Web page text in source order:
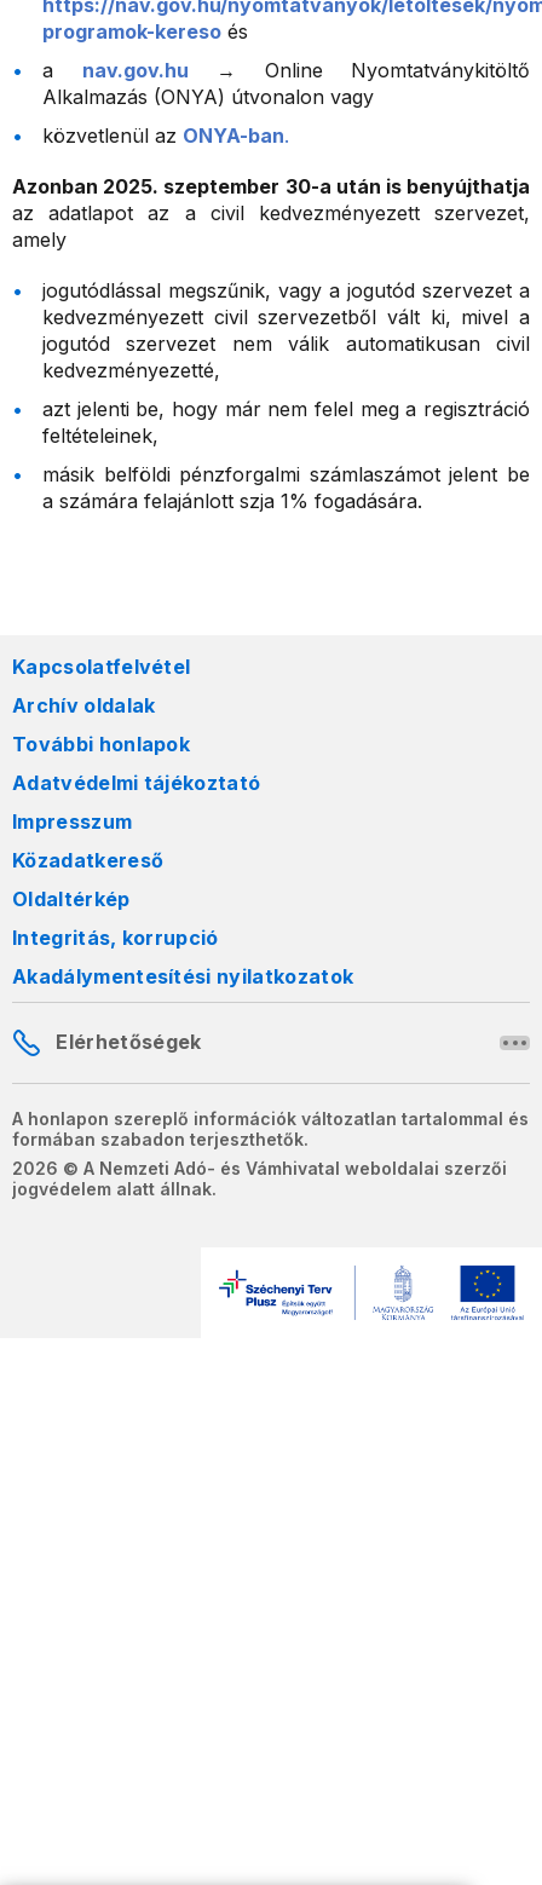
https://nav.gov.hu/nyomtatvanyok/letoltesek/
programok-kereso és
a
nav.gov.hu
→ Online Nyomtatványkitöltő
Alkalmazás (ONYA) útvonalon vagy
közvetlenül az ONYA-ban.
Azonban 2025. szeptember 30-a után is benyújthatja
az adatlapot az a civil kedvezményezett szervezet,
amely
jogutódlással megszűnik, vagy a jogutód szervezet a
kedvezményezett civil szervezetből vált ki, mivel a
jogutód szervezet nem válik automatikusan civil
kedvezményezetté,
azt jelenti be, hogy már nem felel meg a regisztráció
feltételeinek,
másik belföldi pénzforgalmi számlaszámot jelent be
a számára felajánlott szja 1% fogadására.
Kapcsolatfelvétel
Archív oldalak
További honlapok
Adatvédelmi tájékoztató
Impresszum
Közadatkereső
Oldaltérkép
Integritás, korrupció
Akadálymentesítési nyilatkozatok
Elérhetőségek
A honlapon szereplő információk változatlan tartalommal és
formában szabadon terjeszthetők.
2026 © A Nemzeti Adó- és Vámhivatal weboldalai szerzői
jogvédelem alatt állnak.